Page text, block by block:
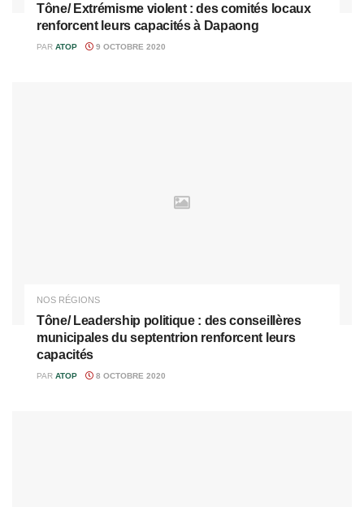
Tône/ Extrémisme violent : des comités locaux
renforcent leurs capacités à Dapaong
PAR ATOP 9 OCTOBRE 2020
NOS RÉGIONS
Tône/ Leadership politique : des conseillères
municipales du septentrion renforcent leurs
capacités
PAR ATOP 8 OCTOBRE 2020